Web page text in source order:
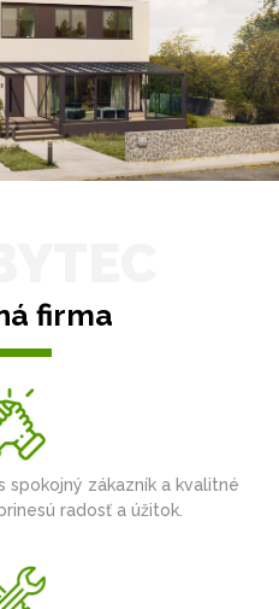
firma
spokojný zákazník a kvalitné
radosť a úžitok.